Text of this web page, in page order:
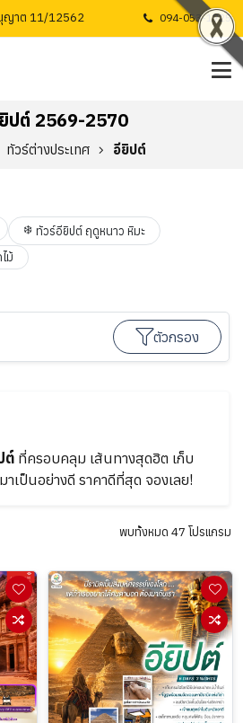
ญาต 11/12562 094-053-1725
ปต์ 2569-2570
ทัวร์ต่างประเทศ อียิปต์
❄️ ทัวร์อียิปต์ ฤดูหนาว หิมะ
ม้
ตัวกรอง
ต์ ที่ครอบคลุม เส้นทางสุดฮิต เก็บ
เป็นอย่างดี ราคาดีที่สุด จองเลย!
พบทั้งหมด 47 โปรแกรม